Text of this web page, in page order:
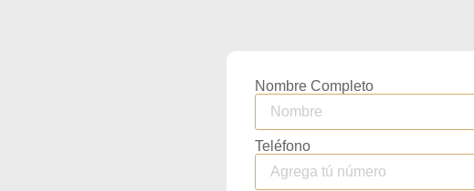
Nombre Completo
Teléfono